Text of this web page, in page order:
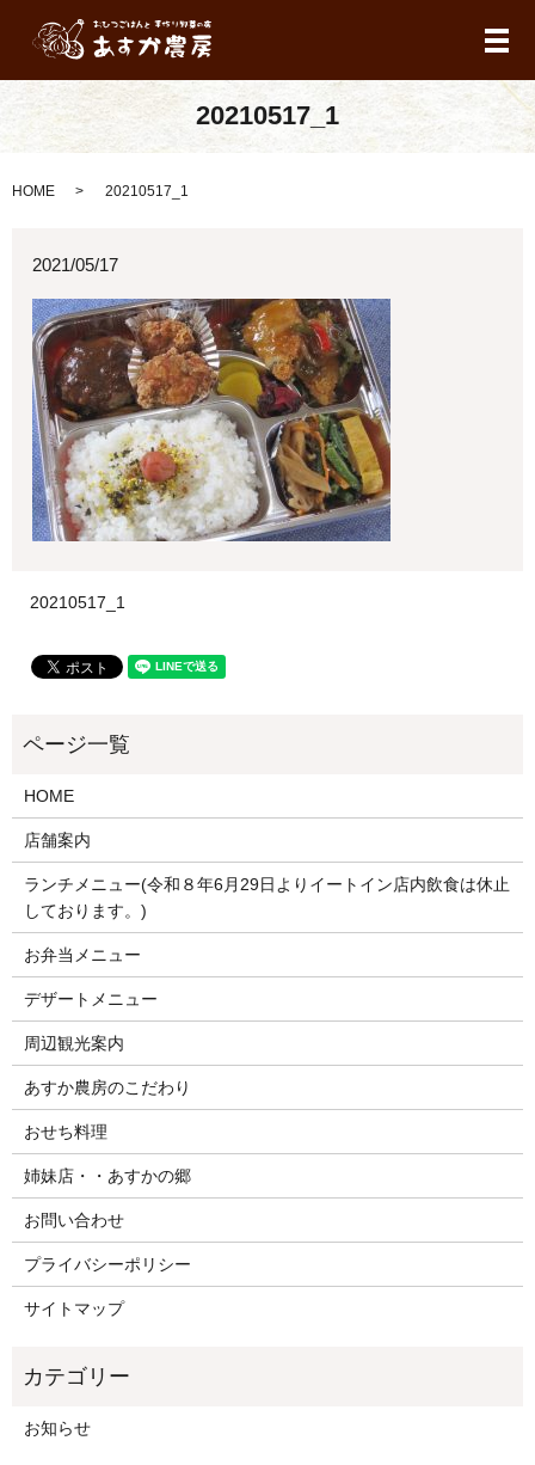
メ
20210517_1
HOME 20210517_1
2021/05/17
20210517_1
HOME
店舗案内
ランチメニュー(令和８年6月29日よりイートイン店内飲食は休止
しております。)
お弁当メニュー
デザートメニュー
周辺観光案内
あすか農房のこだわり
おせち料理
姉妹店・・あすかの郷
お問い合わせ
プライバシーポリシー
サイトマップ
お知らせ